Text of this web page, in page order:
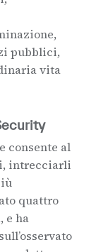
pubblici,
vita
consente al
intrecciarli
quattro
e ha